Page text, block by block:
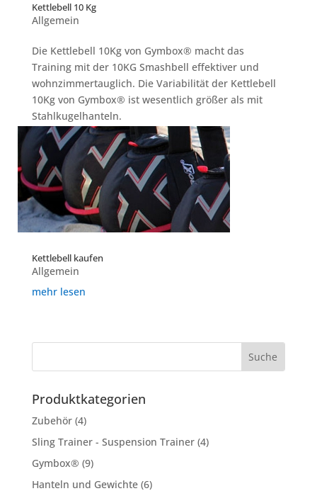
Kettlebell 10 Kg
Allgemein
Die Kettlebell 10Kg von Gymbox® macht das
Training mit der 10KG Smashbell effektiver und
wohnzimmertauglich. Die Variabilität der Kettlebell
10Kg von Gymbox® ist wesentlich größer als mit
Stahlkugelhanteln.
mehr lesen
Kettlebell kaufen
Allgemein
mehr lesen
Produktkategorien
Zubehör (4)
Sling Trainer - Suspension Trainer (4)
Gymbox® (9)
Hanteln und Gewichte (6)